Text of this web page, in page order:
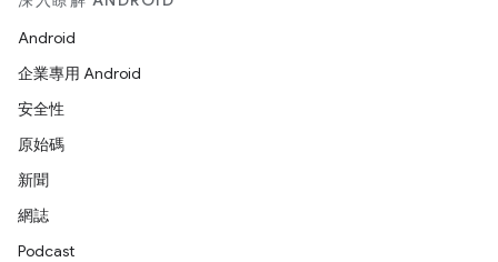
Android
企業專用 Android
安全性
原始碼
新聞
網誌
Podcast